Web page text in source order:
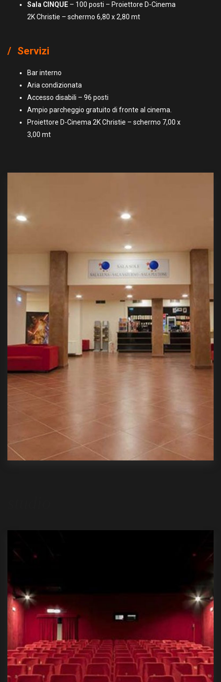
Sala CINQUE – 100 posti – Proiettore D-Cinema
2K Christie – schermo 6,80 x 2,80 mt
Servizi
Bar interno
Aria condizionata
Accesso disabili – 96 posti
Ampio parcheggio gratuito di fronte al cinema.
Proiettore D-Cinema 2K Christie – schermo 7,00 x
3,00 mt